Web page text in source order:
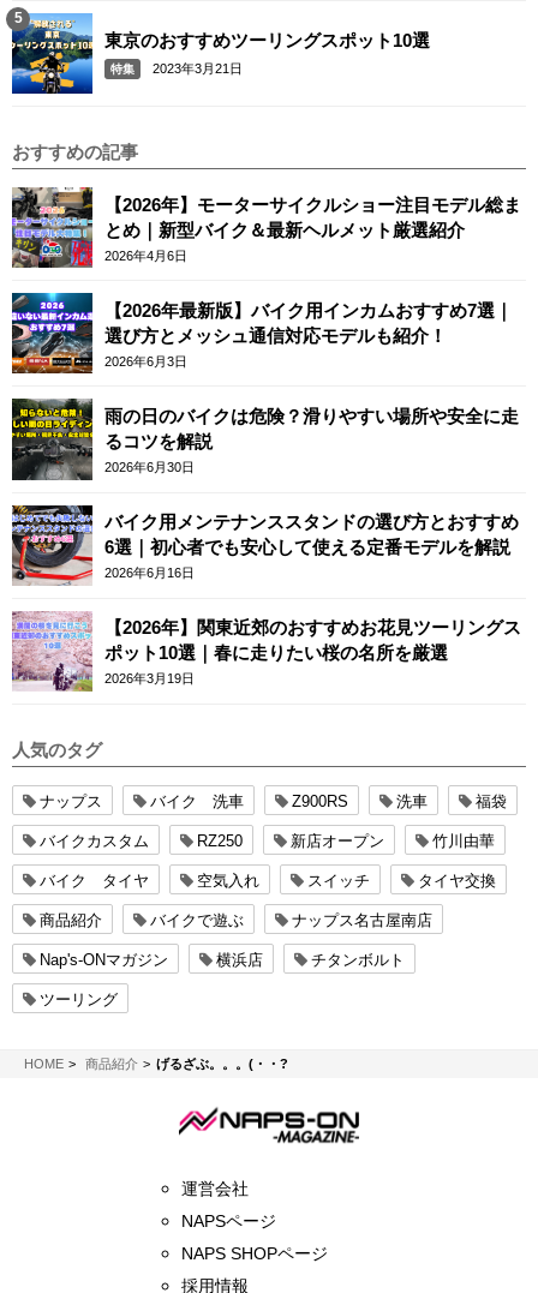
東京のおすすめツーリングスポット10選
特集 2023年3月21日
おすすめの記事
【2026年】モーターサイクルショー注目モデル総ま
とめ｜新型バイク＆最新ヘルメット厳選紹介
2026年4月6日
【2026年最新版】バイク用インカムおすすめ7選｜
選び方とメッシュ通信対応モデルも紹介！
2026年6月3日
雨の日のバイクは危険？滑りやすい場所や安全に走
るコツを解説
2026年6月30日
バイク用メンテナンススタンドの選び方とおすすめ
6選｜初心者でも安心して使える定番モデルを解説
2026年6月16日
【2026年】関東近郊のおすすめお花見ツーリングス
ポット10選｜春に走りたい桜の名所を厳選
2026年3月19日
人気のタグ
ナップス バイク 洗車 Z900RS 洗車 福袋
バイクカスタム RZ250 新店オープン 竹川由華
バイク タイヤ 空気入れ スイッチ タイヤ交換
商品紹介 バイクで遊ぶ ナップス名古屋南店
Nap's-ONマガジン 横浜店 チタンボルト
ツーリング
HOMENAPS-ON マガジン
商品紹介 げるざぶ。。。(・・?
運営会社
NAPSページ
NAPS SHOPページ
採用情報